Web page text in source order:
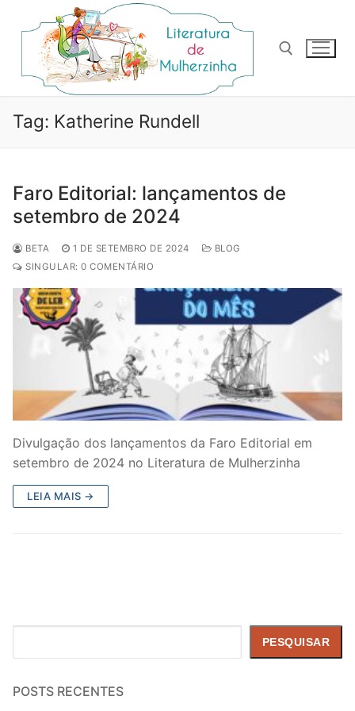
para
conteúdo
Pesquisar por:
Tag: Katherine Rundell
Faro Editorial: lançamentos de
setembro de 2024
BETA 1 DE SETEMBRO DE 2024
BLOG
SINGULAR: 0 COMENTÁRIO
Divulgação dos lançamentos da Faro Editorial em
setembro de 2024 no Literatura de Mulherzinha
LEIA MAIS →
PESQUISAR
POSTS RECENTES